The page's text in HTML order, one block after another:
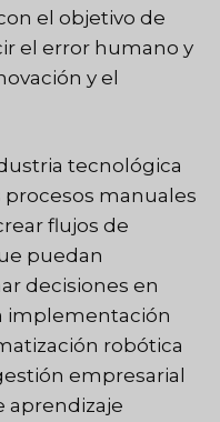
el objetivo de
el error humano y
y el
tecnológica
manuales
flujos de
puedan
decisiones en
implementación
robótica
empresarial
aprendizaje